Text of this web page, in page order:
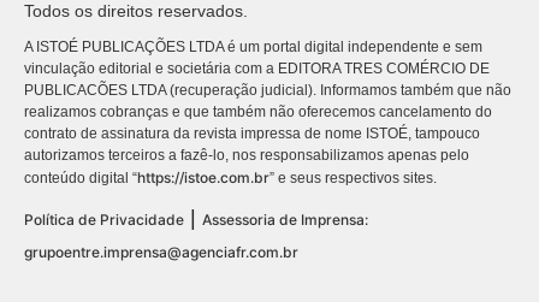
Todos os direitos reservados.
A ISTOÉ PUBLICAÇÕES LTDA é um portal digital independente e sem
vinculação editorial e societária com a EDITORA TRES COMÉRCIO DE
PUBLICACÕES LTDA (recuperação judicial). Informamos também que não
realizamos cobranças e que também não oferecemos cancelamento do
contrato de assinatura da revista impressa de nome ISTOÉ, tampouco
autorizamos terceiros a fazê-lo, nos responsabilizamos apenas pelo
conteúdo digital “https://istoe.com.br” e seus respectivos sites.
Política de Privacidade
Assessoria de Imprensa:
grupoentre.imprensa@agenciafr.com.br